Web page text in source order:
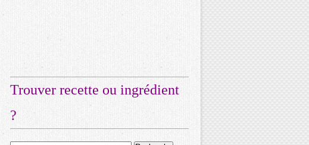
Trouver recette ou ingrédient
?